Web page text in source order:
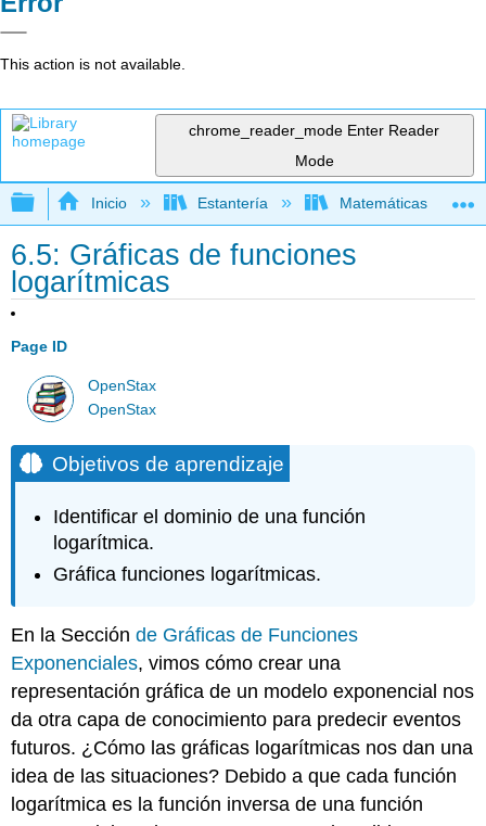
This action is not available.
chrome_reader_mode Enter Reader
Mode
Expandir/contraer jerarquía global
Inicio Estantería Matemáticas
6.5: Gráficas de funciones
logarítmicas
Page ID
OpenStax
OpenStax
Objetivos de aprendizaje
Identificar el dominio de una función
logarítmica.
Gráfica funciones logarítmicas.
En la Secciónde Gráficas de Funciones
Exponenciales, vimos cómo crear una
representación gráfica de un modelo exponencial nos
da otra capa de conocimiento para predecir eventos
futuros. ¿Cómo las gráficas logarítmicas nos dan una
idea de las situaciones? Debido a que cada función
logarítmica es la función inversa de una función